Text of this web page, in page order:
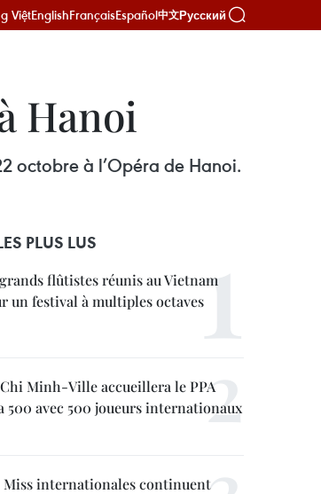
ViệtEnglishFrançaisEspañol中文Русский
Hanoi
octobre à l’Opéra de Hanoi.
PLUS LUS
flûtistes réunis au Vietnam
un festival à multiples octaves
Minh-Ville accueillera le PPA
500 avec 500 joueurs internationaux
Miss internationales continuent